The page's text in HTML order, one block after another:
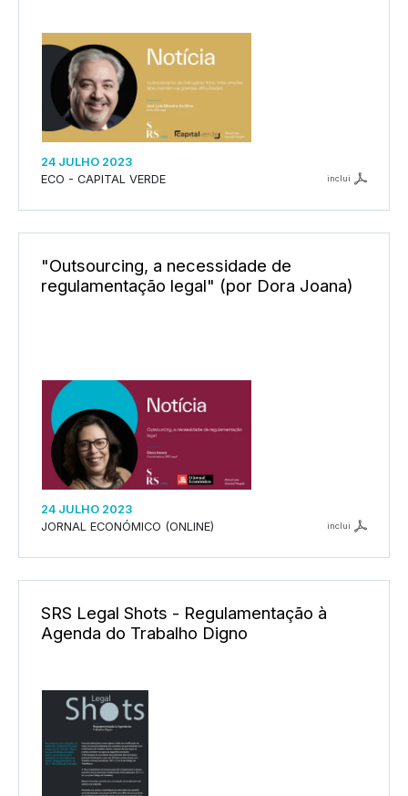
24 JULHO 2023
ECO - CAPITAL VERDE
inclui
"Outsourcing, a necessidade de
regulamentação legal" (por Dora Joana)
24 JULHO 2023
JORNAL ECONÓMICO (ONLINE)
inclui
SRS Legal Shots - Regulamentação à
Agenda do Trabalho Digno